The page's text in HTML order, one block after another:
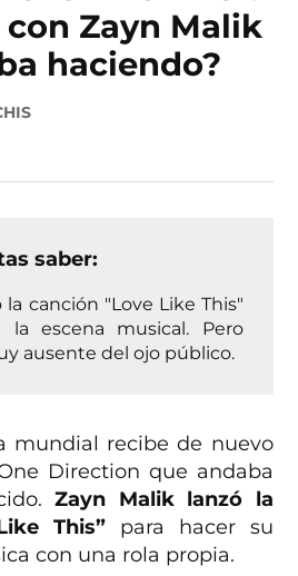
con Zayn Malik
haciendo?
saber:
la canción "Love Like This"
la escena musical. Pero
ausente del ojo público.
mundial recibe de nuevo
Direction que andaba
Zayn Malik lanzó la
This” para hacer su
con una rola propia.